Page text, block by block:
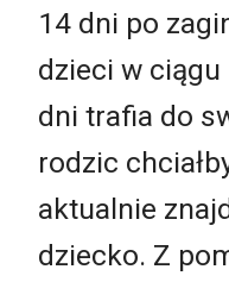
14 dni po
dzieci w
dni trafia do
rodzic
aktualnie
dziecko. Z